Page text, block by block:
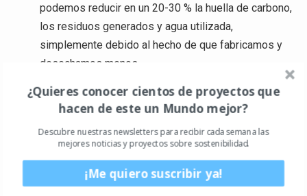
podemos reducir en un 20-30 % la huella de carbono,
los residuos generados y agua utilizada,
simplemente debido al hecho de que fabricamos y
desechamos menos.
Las cifras de Worn Wear (en 2019)
en Europa
25 000 = Personas asistentes a los eventos de
reparación Worn Wear en Europa
¿Quieres conocer cientos de proyectos que
hacen de este un Mundo mejor?
Descubre nuestras newsletters para recibir cada semana las
mejores noticias y proyectos sobre sostenibilidad.
¡Me quiero suscribir ya!